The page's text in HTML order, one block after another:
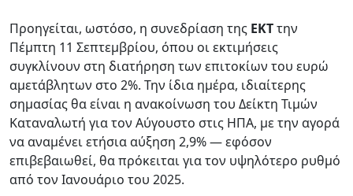
Προηγείται, ωστόσο, η συνεδρίαση της ΕΚΤτην
Πέμπτη 11 Σεπτεμβρίου, όπου οι εκτιμήσεις
συγκλίνουν στη διατήρηση των επιτοκίων του ευρώ
αμετάβλητων στο 2%. Την ίδια ημέρα, ιδιαίτερης
σημασίας θα είναι η ανακοίνωση του Δείκτη Τιμών
Καταναλωτή για τον Αύγουστο στις ΗΠΑ, με την αγορά
να αναμένει ετήσια αύξηση 2,9% — εφόσον
επιβεβαιωθεί, θα πρόκειται για τον υψηλότερο ρυθμό
από τον Ιανουάριο του 2025.